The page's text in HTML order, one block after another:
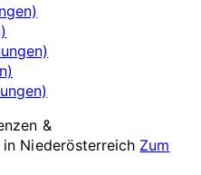
&
in Niederösterreich Zum